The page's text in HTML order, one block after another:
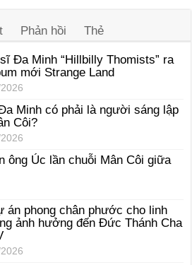
Phản hồi Thẻ
Đa Minh “Hillbilly Thomists” ra
mới Strange Land
Minh có phải là người sáng lập
Côi?
ông Úc lần chuỗi Mân Côi giữa
án phong chân phước cho linh
ảnh hưởng đến Đức Thánh Cha